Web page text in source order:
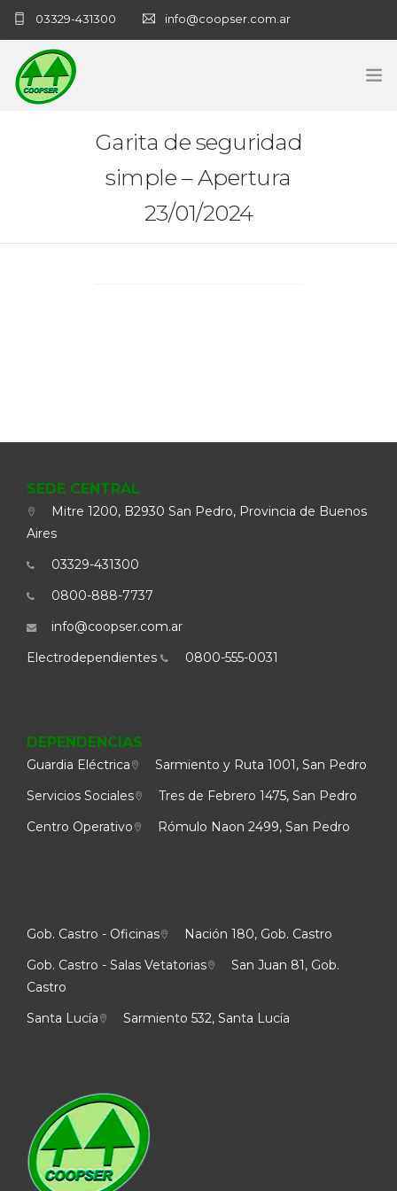
03329-431300 info@coopser.com.ar
COOPERATIVA
Garita de seguridad
simple – Apertura
23/01/2024
SEDE CENTRAL
Mitre 1200, B2930 San Pedro, Provincia de Buenos
Aires
03329-431300
0800-888-7737
info@coopser.com.ar
Electrodependientes
0800-555-0031
DEPENDENCIAS
Guardia Eléctrica
Sarmiento y Ruta 1001, San Pedro
Servicios Sociales
Tres de Febrero 1475, San Pedro
Centro Operativo
Rómulo Naon 2499, San Pedro
Gob. Castro - Oficinas
Nación 180, Gob. Castro
Gob. Castro - Salas Vetatorias
San Juan 81, Gob.
Castro
Santa Lucía
Sarmiento 532, Santa Lucía